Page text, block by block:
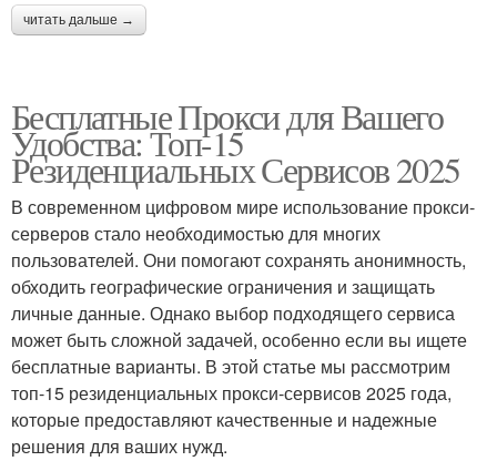
читать дальше →
Бесплатные Прокси для Вашего
Удобства: Топ-15
Резиденциальных Сервисов 2025
В современном цифровом мире использование прокси-
серверов стало необходимостью для многих
пользователей. Они помогают сохранять анонимность,
обходить географические ограничения и защищать
личные данные. Однако выбор подходящего сервиса
может быть сложной задачей, особенно если вы ищете
бесплатные варианты. В этой статье мы рассмотрим
топ-15 резиденциальных прокси-сервисов 2025 года,
которые предоставляют качественные и надежные
решения для ваших нужд.